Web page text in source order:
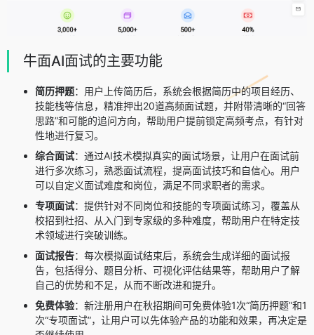
牛面AI面试的主要功能
简历押题：用户上传简历后，系统会根据简历中的项目经历、
技能栈等信息，精准押出20道高频面试题，并附带清晰的“回答
思路”和可能的追问方向，帮助用户提前锁定高频考点，有针对
性地进行复习。
综合面试：通过AI技术模拟真实的面试场景，让用户在面试前
进行多次练习，熟悉面试流程，提高面试技巧和自信心。用户
可以自定义面试难度和岗位，满足不同求职者的需求。
专项面试：提供针对不同岗位和技能的专项面试练习，覆盖从
校招到社招、从入门到专家级的多种难度，帮助用户在特定技
术领域进行突破训练。
面试报告：每次模拟面试结束后，系统会生成详细的面试报
告，包括得分、题目分析、可视化评估结果等，帮助用户了解
自己的优势和不足，从而不断改进和提升。
免费体验：新注册用户在秋招期间可免费体验1次“简历押题”和1
次“专项面试”，让用户可以先体验产品的功能和效果，再决定是